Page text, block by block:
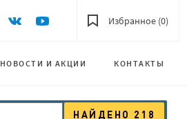
Избранное (0)
НОВОСТИ И АКЦИИ КОНТАКТЫ
НАЙДЕНО 218